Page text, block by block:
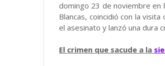
domingo 23 de noviembre en
Blancas, coincidió con la
el asesinato y lanzó una dura
El crimen que sacude a la